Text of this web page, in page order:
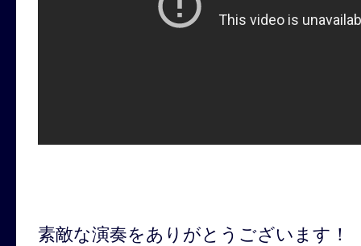
素敵な演奏をありがとうございます！